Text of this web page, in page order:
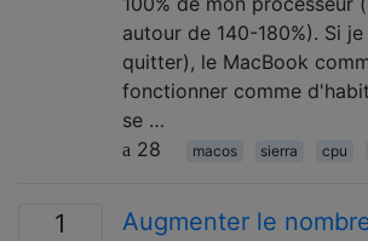
autour de 140-180%). Si
quitter), le MacBook
fonctionner comme
se …
28
macos sierra cpu
1
Augmenter le